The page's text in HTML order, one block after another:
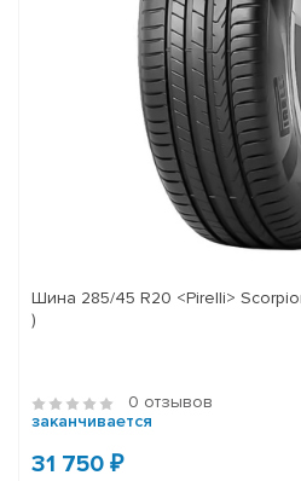
Шина 285/45 R20 <Pirelli>
)
0 отзывов
заканчивается
31 750 ₽